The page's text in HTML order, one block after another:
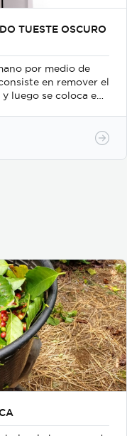
TUESTE OSCURO
por medio de
en remover el
luego se coloca en